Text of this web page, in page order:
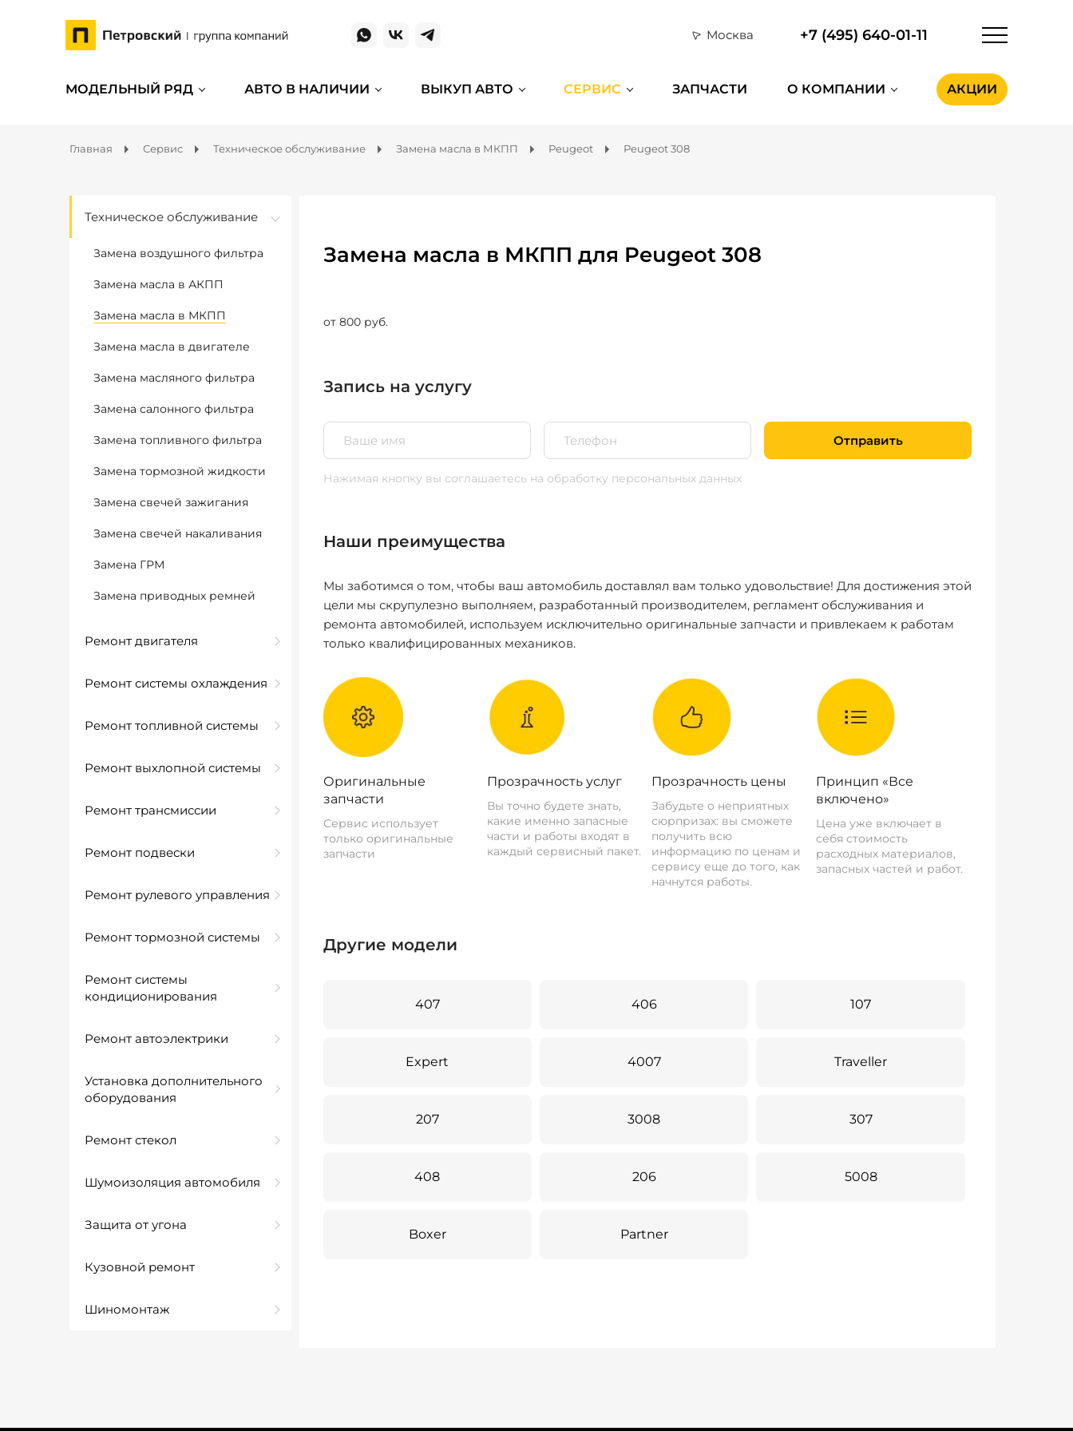
Москва +7 (495) 640-01-11
МОДЕЛЬНЫЙ РЯД АВТО В НАЛИЧИИ ВЫКУП АВТО СЕРВИС ЗАПЧАСТИ О КОМПАНИИ АКЦИИ
Главная Сервис Техническое обслуживание Замена масла в МКПП Peugeot Peugeot 308
Техническое обслуживание
Замена воздушного фильтра
Замена масла в АКПП
Замена масла в МКПП
Замена масла в двигателе
Замена масляного фильтра
Замена салонного фильтра
Замена топливного фильтра
Замена тормозной жидкости
Замена свечей зажигания
Замена свечей накаливания
Замена ГРМ
Замена приводных ремней
Ремонт двигателя
Ремонт системы охлаждения
Ремонт топливной системы
Ремонт выхлопной системы
Ремонт трансмиссии
Ремонт подвески
Ремонт рулевого управления
Ремонт тормозной системы
Ремонт системы
кондиционирования
Ремонт автоэлектрики
Установка дополнительного
оборудования
Ремонт стекол
Шумоизоляция автомобиля
Защита от угона
Кузовной ремонт
Шиномонтаж
Замена масла в МКПП для Peugeot 308
от 800 руб.
Запись на услугу
Отправить
Нажимая кнопку вы соглашаетесь на обработку персональных данных
Наши преимущества
Мы заботимся о том, чтобы ваш автомобиль доставлял вам только удовольствие! Для достижения этой
цели мы скрупулезно выполняем, разработанный производителем, регламент обслуживания и
ремонта автомобилей, используем исключительно оригинальные запчасти и привлекаем к работам
только квалифицированных механиков.
Оригинальные
запчасти
Сервис использует
только оригинальные
запчасти
Прозрачность услуг
Вы точно будете знать,
какие именно запасные
части и работы входят в
каждый сервисный пакет.
Прозрачность цены
Забудьте о неприятных
сюрпризах: вы сможете
получить всю
информацию по ценам и
сервису еще до того, как
начнутся работы.
Принцип «Все
включено»
Цена уже включает в
себя стоимость
расходных материалов,
запасных частей и работ.
Другие модели
407 406 107
Expert 4007 Traveller
207 3008 307
408 206 5008
Boxer Partner